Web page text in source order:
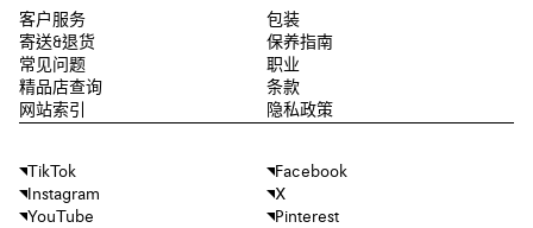
客户服务
寄送&退货
常见问题
精品店查询
网站索引
包装
保养指南
职业
条款
隐私政策
TikTok
Facebook
Instagram
X
YouTube
Pinterest